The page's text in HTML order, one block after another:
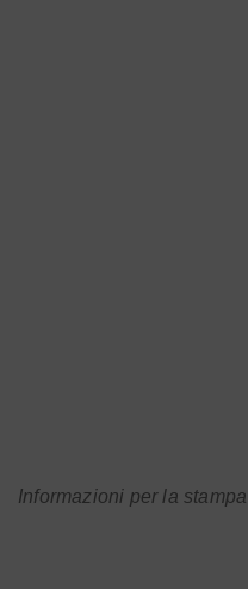
Informazioni per la stampa